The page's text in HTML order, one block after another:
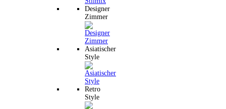
Designer
Zimmer
Asiatischer
Style
Retro
Style